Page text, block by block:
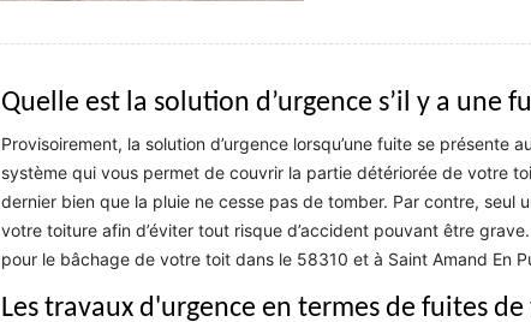
Quelle est la solution d’urgence s’il y a une
Provisoirement, la solution d’urgence lorsqu’une fuite se présente
système qui vous permet de couvrir la partie détériorée de votre
dernier bien que la pluie ne cesse pas de tomber. Par contre, seul
votre toiture afin d’éviter tout risque d’accident pouvant être
pour le bâchage de votre toit dans le 58310 et à Saint Amand En
Les travaux d'urgence en termes de fuites